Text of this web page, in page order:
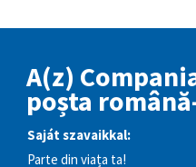
A(z)
poșta
Saját szavaikkal:
Parte din viața ta!